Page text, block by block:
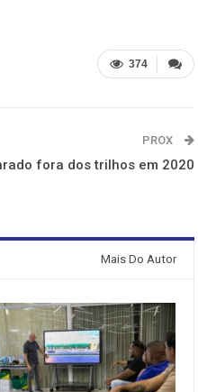
374
PROX
fora dos trilhos em 2020
Mais Do Autor